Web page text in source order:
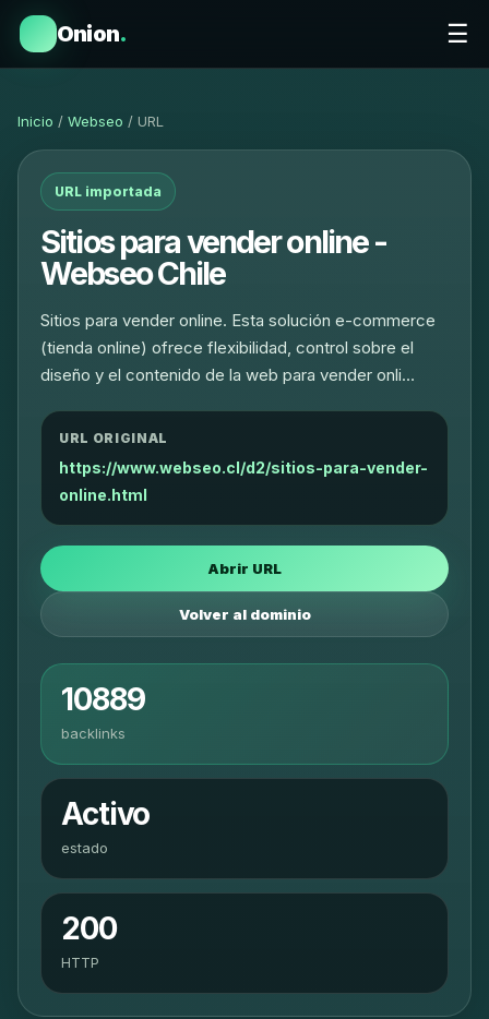
Onion. ☰
Inicio / Webseo / URL
URL importada
Sitios para vender online -
Webseo Chile
Sitios para vender online. Esta solución e-commerce
(tienda online) ofrece flexibilidad, control sobre el
diseño y el contenido de la web para vender onli…
URL ORIGINAL
https://www.webseo.cl/d2/sitios-para-vender-
online.html
Abrir URL
Volver al dominio
10889
backlinks
Activo
estado
200
HTTP